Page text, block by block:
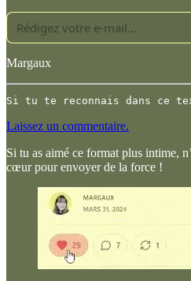
Margaux
Si tu te reconnais dans ce
Laissez un commentaire.
Si tu as aimé ce format plus intime,
cœur pour envoyer de la force !